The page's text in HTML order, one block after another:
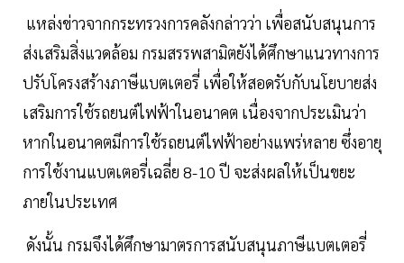
แหล่งข่าวจากกระทรวงการคลังกล่าวว่า เพื่อสนับสนุนการ
ส่งเสริมสิ่งแวดล้อม กรมสรรพสามิตยังได้ศึกษาแนวทางการ
ปรับโครงสร้างภาษีแบตเตอรี่ เพื่อให้สอดรับกับนโยบายส่ง
เสริมการใช้รถยนต์ไฟฟ้าในอนาคต เนื่องจากประเมินว่า
หากในอนาคตมีการใช้รถยนต์ไฟฟ้าอย่างแพร่หลาย ซึ่งอายุ
การใช้งานแบตเตอรี่เฉลี่ย 8-10 ปี จะส่งผลให้เป็นขยะ
ภายในประเทศ
ดังนั้น กรมจึงได้ศึกษามาตรการสนับสนุนภาษีแบตเตอรี่